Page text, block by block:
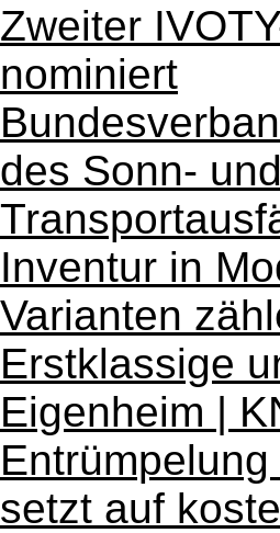
Zweiter
nominiert
des Sonn-
Inventur in
Varianten
Erstklassige
Eigenheim |
setzt auf